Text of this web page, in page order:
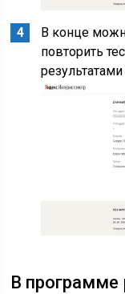
В конце
повторить
В программе